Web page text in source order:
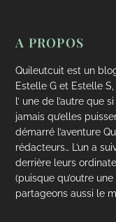
A PROPOS
Quileutcuit est un
Estelle G et Estelle
l’ une de l’autre que
jamais qu’elles
démarré l’aventure
rédacteurs… L’un a
derrière leurs
(puisque qu’outre
partageons aussi le